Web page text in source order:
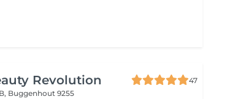
Revolution
47
Buggenhout 9255